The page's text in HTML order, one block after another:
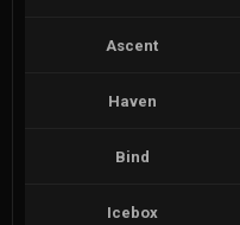
Ascent
Haven
Bind
Icebox